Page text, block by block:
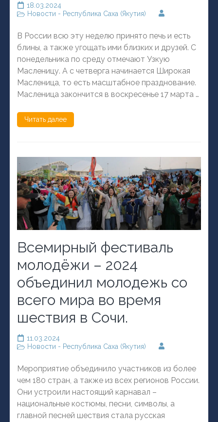
18.03.2024
Новости - Республика Саха (Якутия)
В России всю эту неделю принято печь и есть
блины, а также угощать ими близких и друзей. С
понедельника по среду отмечают Узкую
Масленицу. А с четверга начинается Широкая
Масленица, то есть масштабное празднование.
Масленица закончится в воскресенье 17 марта …
Читать далее
Всемирный фестиваль
молодёжи – 2024
объединил молодежь со
всего мира во время
шествия в Сочи.
11.03.2024
Новости - Республика Саха (Якутия)
Мероприятие объединило участников из более
чем 180 стран, а также из всех регионов России.
Они устроили настоящий карнавал –
национальные костюмы, песни, символы, а
главной песней шествия стала русская